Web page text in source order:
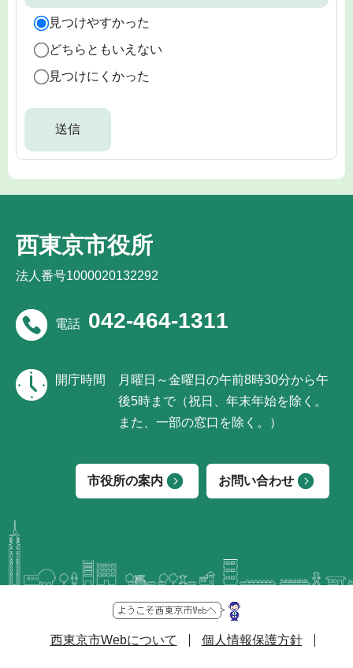
見つけやすかった
どちらともいえない
見つけにくかった
西東京市役所
法人番号1000020132292
電話 042-464-1311
開庁時間
月曜日～金曜日の午前8時30分から午
後5時まで（祝日、年末年始を除く。
また、一部の窓口を除く。）
市役所の案内 お問い合わせ
西東京市Webについて 個人情報保護方針